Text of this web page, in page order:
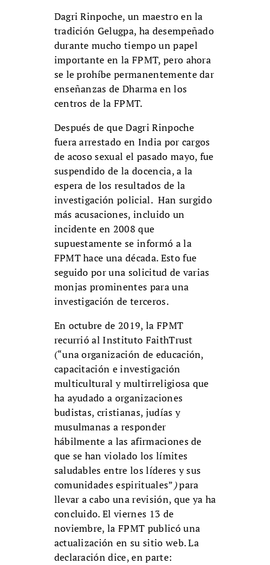
Dagri Rinpoche, un maestro en la
tradición Gelugpa, ha desempeñado
durante mucho tiempo un papel
importante en la FPMT, pero ahora
se le prohíbe permanentemente dar
enseñanzas de Dharma en los
centros de la FPMT.
Después de que Dagri Rinpoche
fuera arrestado en India por cargos
de acoso sexual el pasado mayo, fue
suspendido de la docencia, a la
espera de los resultados de la
investigación policial. Han surgido
más acusaciones, incluido un
incidente en 2008 que
supuestamente se informó a la
FPMT hace una década. Esto fue
seguido por una solicitud de varias
monjas prominentes para una
investigación de terceros.
En octubre de 2019, la FPMT
recurrió al Instituto FaithTrust
(“una organización de educación,
capacitación e investigación
multicultural y multirreligiosa que
ha ayudado a organizaciones
budistas, cristianas, judías y
musulmanas a responder
hábilmente a las afirmaciones de
que se han violado los límites
saludables entre los líderes y sus
comunidades espirituales”)para
llevar a cabo una revisión, que ya ha
concluido. El viernes 13 de
noviembre, la FPMT publicó una
actualización en su sitio web. La
declaración dice, en parte: